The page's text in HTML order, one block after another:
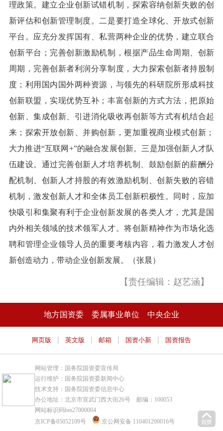
理政策。建立企业创新试错机制，探索容纳创新失败的创
新评估和创新管理制度。二是要打造全球化、开放式创新
平台。应充分发挥国有、私营两种企业的优势，建立联合
创新平台；完善创新激励机制，根据产品生命周期、创新
周期，完善创新者利润分享制度，大力探索创新者持股制
度；利用国内国外两种资源，与领先的科研院所形成科技
创新联盟，实现优势互补；丰富创新的方式方法，把原始
创新、集成创新、引进消化吸收再创新等方式有机结合起
来；探索开放创新、并购创新，更加重视商业模式创新；
大力推进“互联网+”的融合发展创新。三是加强创新人才队
伍建设。通过完善创新人才培养机制、鼓励创新的薪酬分
配机制、创新人才持股的有效激励机制、创新失败的容错
机制，激发创新人才和全体员工创新积极性。同时，应加
快吸引和集聚有利于企业创新发展的各类人才，尤其是国
内外相关领域的技术领军人才。将创新精神作为市场化选
聘和管理企业领导人员的重要考核内容，着力激发人才创
新创造动力，带动企业创新发展。（张晨）
【责任编辑：赵艺涵】
地方国资委 委属事业单位 中央企业
网页版 | 英文版 | 邮箱 | 国资小新 | 国资报告
网站管理：国务院国资委宣传局
运行维护：国务院国资委新闻中心
技术支持：国务院国资委信息中心
办公地址：北京市宣武门西大街26号 邮编：100053
网站标识码bm27000004
京ICP备05052109号
京公网安备 110401200016号